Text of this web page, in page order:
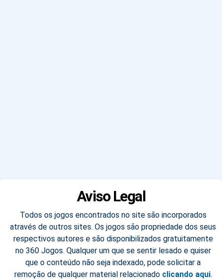
Aviso Legal
Todos os jogos encontrados no site são incorporados
através de outros sites. Os jogos são propriedade dos seus
respectivos autores e são disponibilizados gratuitamente
no 360 Jogos. Qualquer um que se sentir lesado e quiser
que o conteúdo não seja indexado, pode solicitar a
remoção de qualquer material relacionado clicando aqui.